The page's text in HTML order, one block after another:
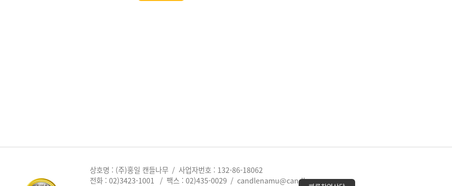
상호명 : (주)홍일 캔들나무 / 사업자번호 : 132-86-18062
전화 : 02)3423-1001 / 팩스 : 02)435-0029 / candlenamu@candlenamu.com